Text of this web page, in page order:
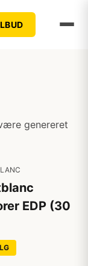
genereret
EDP (30